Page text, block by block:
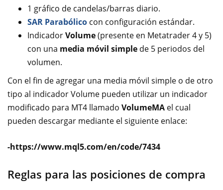
1 gráfico de candelas/barras diario.
SAR Parabólico con configuración estándar.
IndicadorVolume(presente en Metatrader 4 y 5)
con una media móvil simple de 5 periodos del
volumen.
Con el fin de agregar una media móvil simple o de otro
tipo al indicador Volume pueden utilizar un indicador
modificado para MT4 llamado VolumeMA el cual
pueden descargar mediante el siguiente enlace:
-https://www.mql5.com/en/code/7434
Reglas para las posiciones de compra